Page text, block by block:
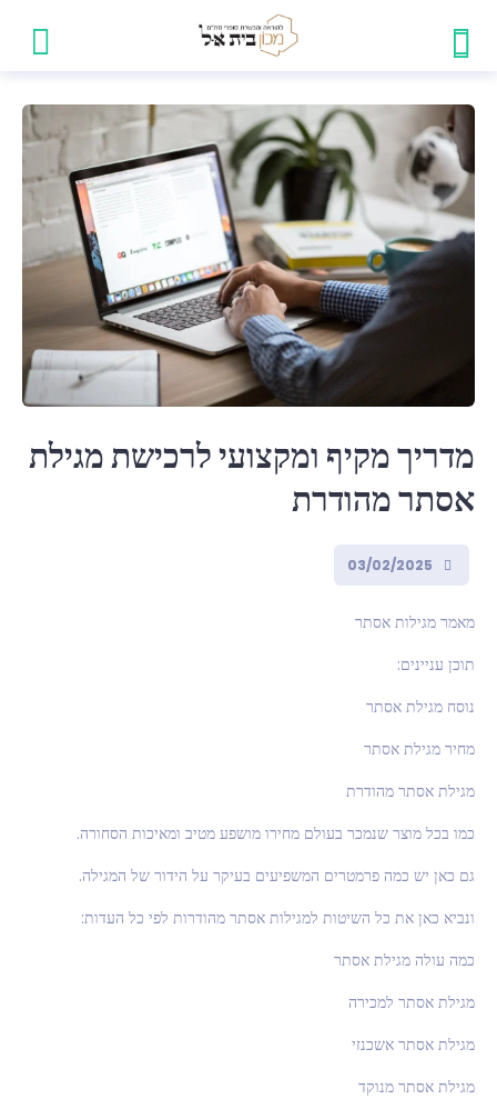
מדריך מקיף ומקצועי לרכישת מגילת
אסתר מהודרת
מאמר מגילות אסתר
תוכן עניינים:
נוסח מגילת אסתר
מחיר מגילת אסתר
מגילת אסתר מהודרת
כמו בכל מוצר שנמכר בעולם מחירו מושפע מטיב ומאיכות הסחורה.
גם כאן יש כמה פרמטרים המשפיעים בעיקר על הידור של המגילה.
ונביא כאן את כל השיטות למגילות אסתר מהודרות לפי כל העדות:
כמה עולה מגילת אסתר
מגילת אסתר למכירה
מגילת אסתר אשכנזי
מגילת אסתר מנוקד